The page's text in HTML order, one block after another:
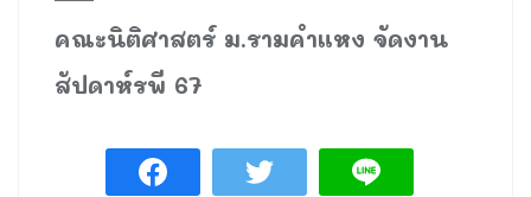
คณะนิติศาสตร์ ม.รามคำแหง จัดงาน
สัปดาห์รพี 67